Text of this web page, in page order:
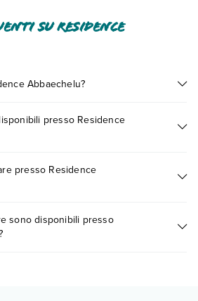
su Residence
Abbaechelu?
wi-fi.
paragrafo dedicato "
presso Residence
Scoprile tutte nella
center chiamando il numero
presso Residence
condizioni dell'hotel, ecc). Per
il motore di ricerca e scegli
sono disponibili presso